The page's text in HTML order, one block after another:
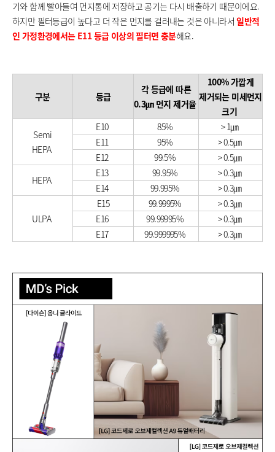
기와 함께 빨아들여 먼지통에 저장하고 공기는 다시 배출하기 때문이에요.
하지만 필터등급이 높다고 더 작은 먼지를 걸러내는 것은 아니라서일반적
인 가정환경에서는 E11 등급 이상의 필터면 충분해요.
구분 등급
각 등급에 따른
0.3㎛ 먼지 제거율
100% 가깝게
제거되는 미세먼지
크기
Semi
HEPA
E10 85%
> 1㎛
E11
95%
> 0.5㎛
E12
99.5%
> 0.5㎛
HEPA
E13 99.95%
> 0.3㎛
E14
99.995% > 0.3㎛
ULPA
E15 99.9995%
> 0.3㎛
E16
99.99995%
> 0.3㎛
E17
99.999995% > 0.3㎛